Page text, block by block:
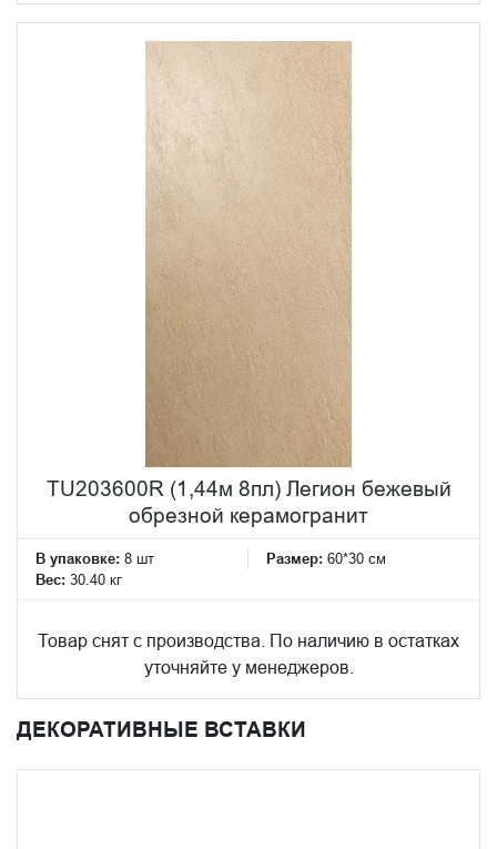
TU203600R (1,44м 8пл) Легион бежевый
обрезной керамогранит
В упаковке: 8 шт Размер: 60*30 см
Вес: 30.40 кг
Товар снят с производства. По наличию в остатках
уточняйте у менеджеров.
ДЕКОРАТИВНЫЕ ВСТАВКИ